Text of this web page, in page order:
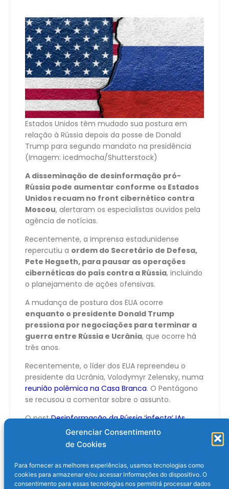
Gerenciar Consentimento
de Cookies
Para fornecer as melhores experiências, usamos tecnologias como
cookies para armazenar e/ou acessar informações do dispositivo. O
consentimento para essas tecnologias nos permitirá processar dados
Estados Unidos têm mudado sua postura em
relação à Rússia depois da posse de Donald
Trump para segundo mandato na presidência
(Imagem: icedmocha/Shutterstock)
A disseminação de desinformação pró-
Rússia pode aumentar conforme os Estados
Unidos recuam no front cibernético contra
Moscou, alertaram os especialistas ouvidos pela
agência de notícias.
Recentemente, a imprensa estadunidense
repercutiu a ordem do Secretário de Defesa,
Pete Hegseth, para pausar as operações
cibernéticas do país contra a Rússia, incluindo
o planejamento de ações ofensivas.
A mudança de postura dos EUA ocorre
enquanto o presidente Donald Trump
pressiona por negociações para terminar a
guerra entre Rússia e Ucrânia, que ocorre há
três anos.
Recentemente, o líder dos EUA repreendeu o
presidente da Ucrânia, Volodymyr Zelensky, numa
reunião polêmica na Casa Branca. O Pentágono
se recusou a comentar sobre o assunto.
O postDesinformação da Rússia ‘infecta’ IAs
estilo ChatGPT, alerta pesquisaapareceu
primeiro emOlhar Digital